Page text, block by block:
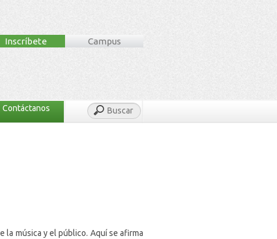
Campus
Inscríbete
Contáctanos Buscar
música y el público. Aquí se afirma